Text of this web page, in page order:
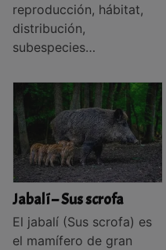
reproducción, hábitat,
distribución,
subespecies…
Jabalí – Sus scrofa
El jabalí (Sus scrofa) es
el mamífero de gran